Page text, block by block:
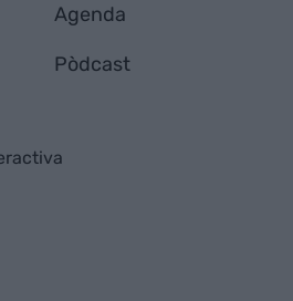
Agenda
Pòdcast